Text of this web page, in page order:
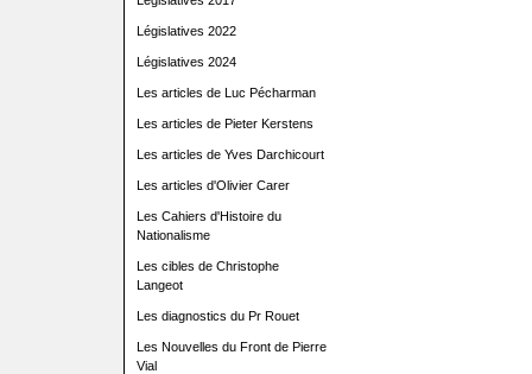
Législatives 2022
Législatives 2024
Les articles de Luc Pécharman
Les articles de Pieter Kerstens
Les articles de Yves Darchicourt
Les articles d'Olivier Carer
Les Cahiers d'Histoire du
Nationalisme
Les cibles de Christophe
Langeot
Les diagnostics du Pr Rouet
Les Nouvelles du Front de Pierre
Vial